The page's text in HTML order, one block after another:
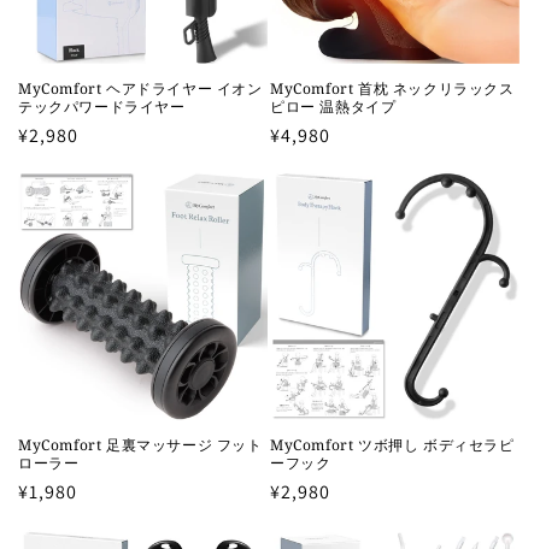
MyComfort ヘアドライヤー イオン
テックパワードライヤー
通
価
格
¥2,980
MyComfort 首枕 ネックリラックス
ピロー 温熱タイプ
通
¥4,980
MyComfort 足裏マッサージ フット
ローラー
通
¥1,980
MyComfort ツボ押し ボディセラピ
ーフック
通
¥2,980